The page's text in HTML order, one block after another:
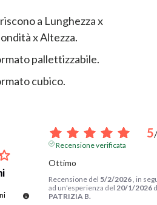
a Lunghezza x
x Altezza.
pallettizzabile.
cubico.
5/
Recensione verificata
Ottimo
Recensione del 5/2/2026 , in
ad un'esperienza del 20/1/2026
PATRIZIA B.